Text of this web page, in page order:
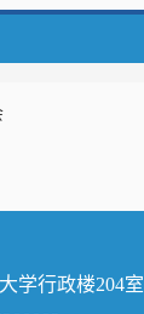
学行政楼204室